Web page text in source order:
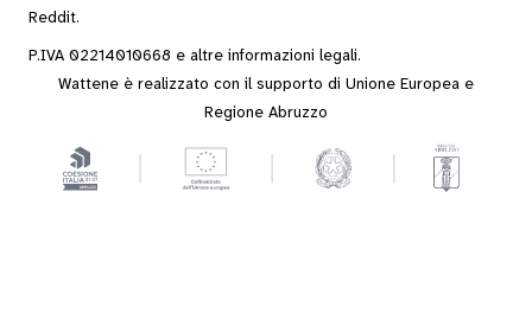
Reddit.
P.IVA 02214010668 e altre informazioni legali.
Wattene è realizzato con il supporto di Unione Europea e
Regione Abruzzo